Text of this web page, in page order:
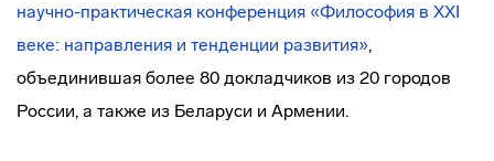
научно-практическая конференция «Философия в XXI
веке: направления и тенденции развития»,
объединившая более 80 докладчиков из 20 городов
России, а также из Беларуси и Армении.